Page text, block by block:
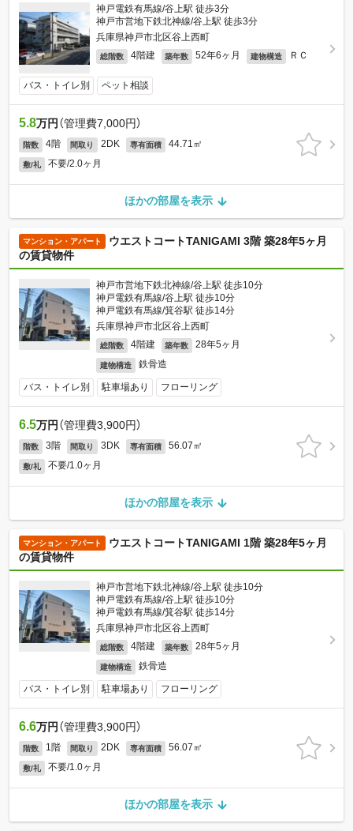
神戸電鉄有馬線/谷上駅 徒歩3分
神戸市営地下鉄北神線/谷上駅 徒歩3分
兵庫県神戸市北区谷上西町
総階数 4階建 築年数 52年6ヶ月 建物構造 ＲＣ
バス・トイレ別 ペット相談
5.8万円 （管理費7,000円）
階数 4階 間取り 2DK 専有面積 44.71㎡
敷/礼 不要/2.0ヶ月
ほかの部屋を表示
マンション・アパート
ウエストコートTANIGAMI 3階 築28年5ヶ月
の賃貸物件
神戸市営地下鉄北神線/谷上駅 徒歩10分
神戸電鉄有馬線/谷上駅 徒歩10分
神戸電鉄有馬線/箕谷駅 徒歩14分
兵庫県神戸市北区谷上西町
総階数 4階建 築年数 28年5ヶ月
建物構造 鉄骨造
バス・トイレ別 駐車場あり フローリング
6.5万円 （管理費3,900円）
階数 3階 間取り 3DK 専有面積 56.07㎡
敷/礼 不要/1.0ヶ月
ほかの部屋を表示
マンション・アパート
ウエストコートTANIGAMI 1階 築28年5ヶ月
の賃貸物件
神戸市営地下鉄北神線/谷上駅 徒歩10分
神戸電鉄有馬線/谷上駅 徒歩10分
神戸電鉄有馬線/箕谷駅 徒歩14分
兵庫県神戸市北区谷上西町
総階数 4階建 築年数 28年5ヶ月
建物構造 鉄骨造
バス・トイレ別 駐車場あり フローリング
6.6万円 （管理費3,900円）
階数 1階 間取り 2DK 専有面積 56.07㎡
敷/礼 不要/1.0ヶ月
ほかの部屋を表示